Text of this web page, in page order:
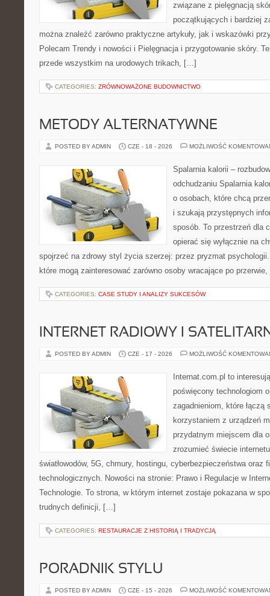
związane z pielęgnacją
początkujących i bardziej
można znaleźć zarówno praktyczne artykuły, jak i wskazówki
Polecam Trendy i nowości i Pielęgnacja i przygotowanie skóry.
przede wszystkim na urodowych trikach, […]
CATEGORIES: ZRÓWNOWAŻONE BUDOWNICTWO
METODY ALTERNATYWNE
POSTED BY ADMIN CZE - 18 - 2026 MOŻLIWOŚĆ
Spalarnia kalorii –
odchudzaniu Spalarnia
o osobach, które chcą
i szukają przystępnych
sposób. To przestrzeń dla
opierać się wyłącznie na
spojrzeć na zdrowy styl życia szerzej: przez pryzmat
które mogą zainteresować zarówno osoby wracające po
CATEGORIES: CASE STUDY I ANALIZY SUKCESÓW
INTERNET RADIOWY I
POSTED BY ADMIN CZE - 17 - 2026 MOŻLIWOŚĆ
Internat.com.pl to
poświęcony technologiom
zagadnieniom, które łączą
korzystaniem z urządzeń
przydatnym miejscem dla
zrozumieć świecie
światłowodów, 5G, chmury, hostingu, cyberbezpieczeństwa oraz
technologicznych. Nowości na stronie: Prawo i Regulacje w
Technologie. To strona, w którym internet zostaje pokazana w
trudnych definicji, […]
CATEGORIES: RESTAURACJE Z HISTORIĄ I TRADYCJĄ
PORADNIK STYLU
POSTED BY ADMIN CZE - 15 - 2026 MOŻLIWOŚĆ